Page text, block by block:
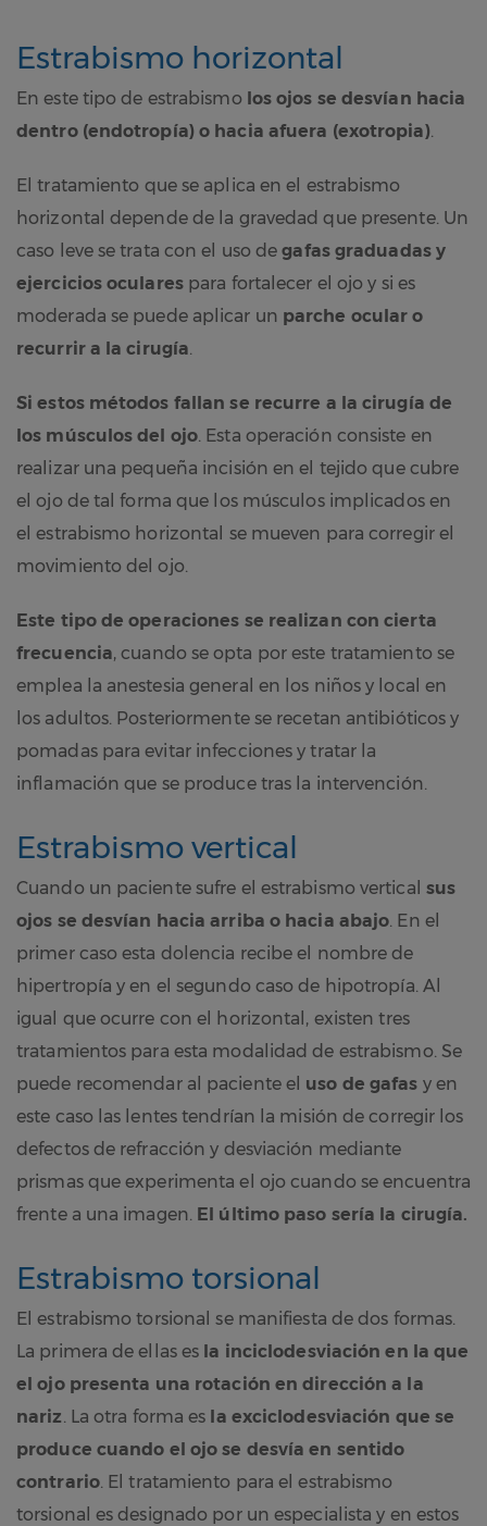
Estrabismo horizontal
En este tipo de estrabismo los ojos se desvían hacia
dentro (endotropía) o hacia afuera (exotropia)
El tratamiento que se aplica en el estrabismo
horizontal depende de la gravedad que presente. Un
caso leve se trata con el uso degafas graduadas y
ejercicios ocularespara fortalecer el ojo y si es
moderada se puede aplicar un parche ocular o
recurrir a la cirugía
Si estos métodos fallan se recurre a la cirugía de
los músculos del ojo . Esta operación consiste en
realizar una pequeña incisión en el tejido que cubre
el ojo de tal forma que los músculos implicados en
el estrabismo horizontal se mueven para corregir el
movimiento del ojo.
Este tipo de operaciones se realizan con cierta
frecuencia, cuando se opta por este tratamiento se
emplea la anestesia general en los niños y local en
los adultos. Posteriormente se recetan antibióticos y
pomadas para evitar infecciones y tratar la
inflamación que se produce tras la intervención.
Estrabismo vertical
Cuando un paciente sufre el estrabismo vertical sus
ojos se desvían hacia arriba o hacia abajo . En el
primer caso esta dolencia recibe el nombre de
hipertropía y en el segundo caso de hipotropía. Al
igual que ocurre con el horizontal, existen tres
tratamientos para esta modalidad de estrabismo. Se
puede recomendar al paciente el uso de gafas y en
este caso las lentes tendrían la misión de corregir los
defectos de refracción y desviación mediante
prismas que experimenta el ojo cuando se encuentra
frente a una imagen. El último paso sería la cirugía.
Estrabismo torsional
El estrabismo torsional se manifiesta de dos formas.
La primera de ellas es la inciclodesviación en la que
el ojo presenta una rotación en dirección a la
nariz . La otra forma es la exciclodesviación que se
produce cuando el ojo se desvía en sentido
contrario. El tratamiento para el estrabismo
torsional es designado por un especialista y en estos